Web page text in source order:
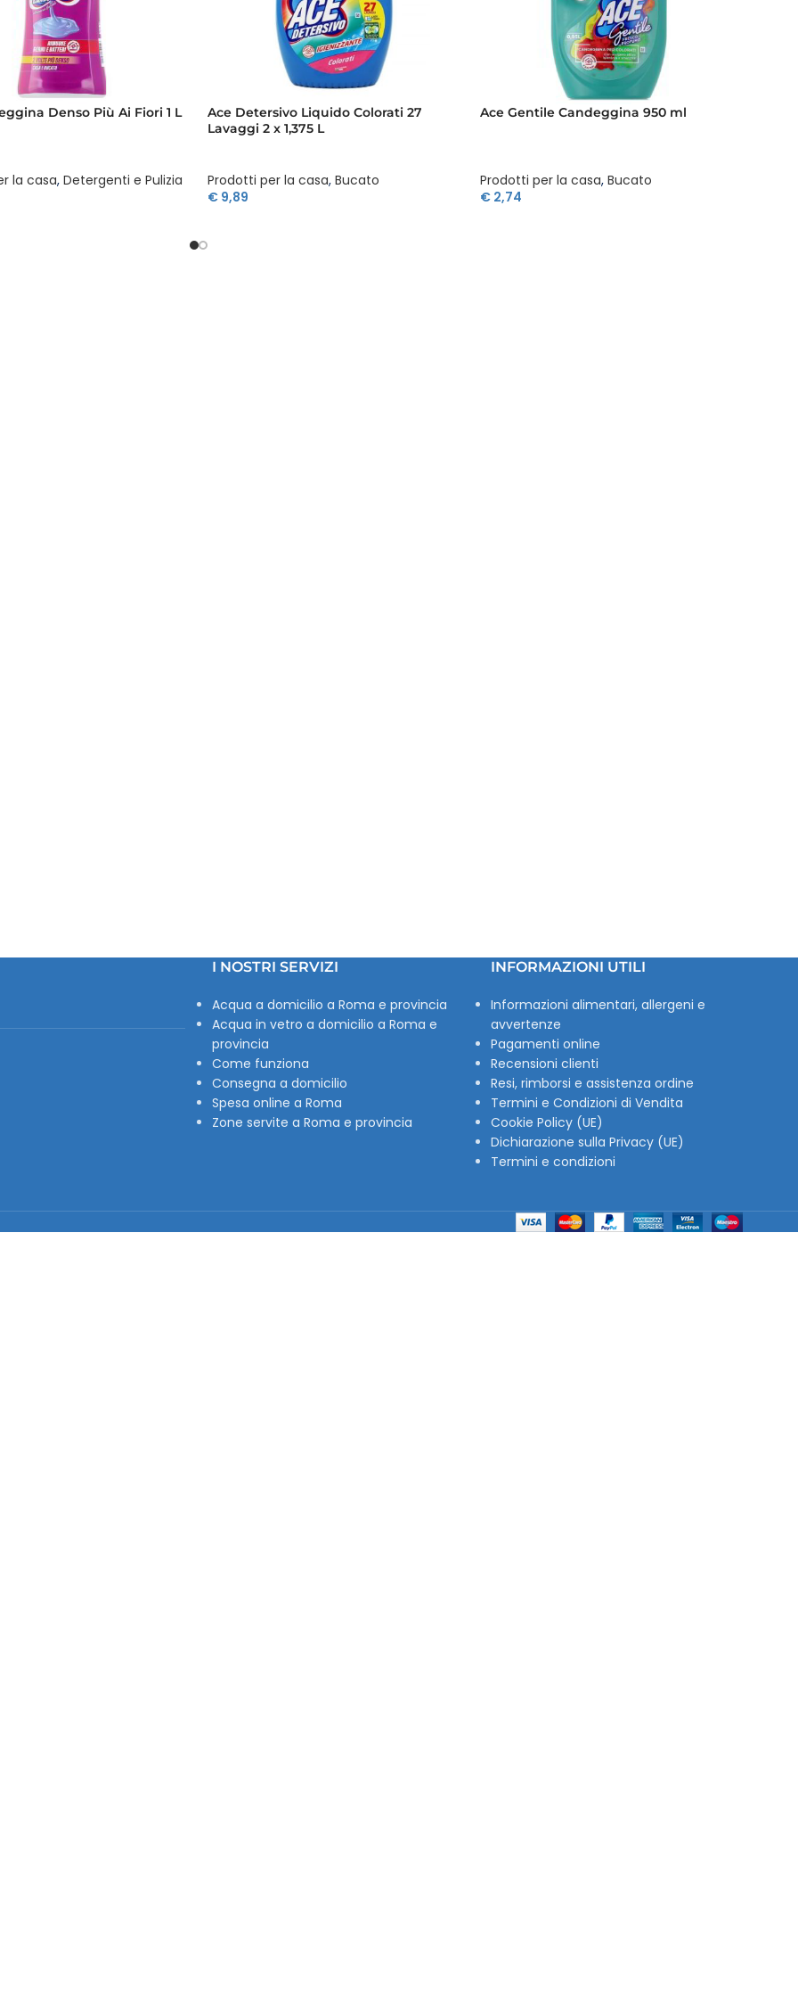
Denso Più Ai Fiori 1 L
la casa, Detergenti e Pulizia
Ace Detersivo Liquido Colorati 27
Lavaggi 2 x 1,375 L
Prodotti per la casa, Bucato
€ 9,89
Ace Gentile Candeggina 950 ml
Prodotti per la casa, Bucato
€2,74
I NOSTRI SERVIZI
Acqua a domicilio a Roma e provincia
Acqua in vetro a domicilio a Roma e
provincia
Come funziona
Consegna a domicilio
Spesa online a Roma
Zone servite a Roma e provincia
INFORMAZIONI UTILI
Informazioni alimentari, allergeni e
avvertenze
Pagamenti online
Recensioni clienti
Resi, rimborsi e assistenza ordine
Termini e Condizioni di Vendita
Cookie Policy (UE)
Dichiarazione sulla Privacy (UE)
Termini e condizioni